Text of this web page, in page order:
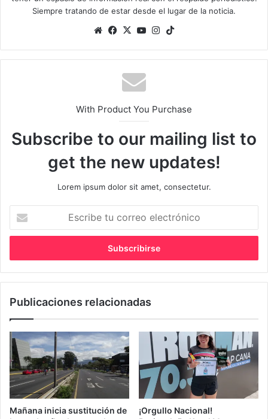
Siempre tratando de estar desde el lugar de la noticia.
SitioFacebook
X YouTubeInstagram
With Product You Purchase
Subscribe to our mailing list to
get the new updates!
Lorem ipsum dolor sit amet, consectetur.
correo
Publicaciones relacionadas
Mañana inicia sustitución de
¡Orgullo Nacional!